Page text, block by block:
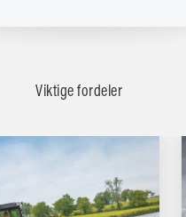
Viktige fordeler